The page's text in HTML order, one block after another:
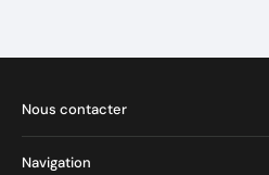
Nous contacter
Navigation